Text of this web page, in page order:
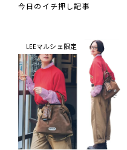
今日のイチ押し記事
LEEマルシェ限定